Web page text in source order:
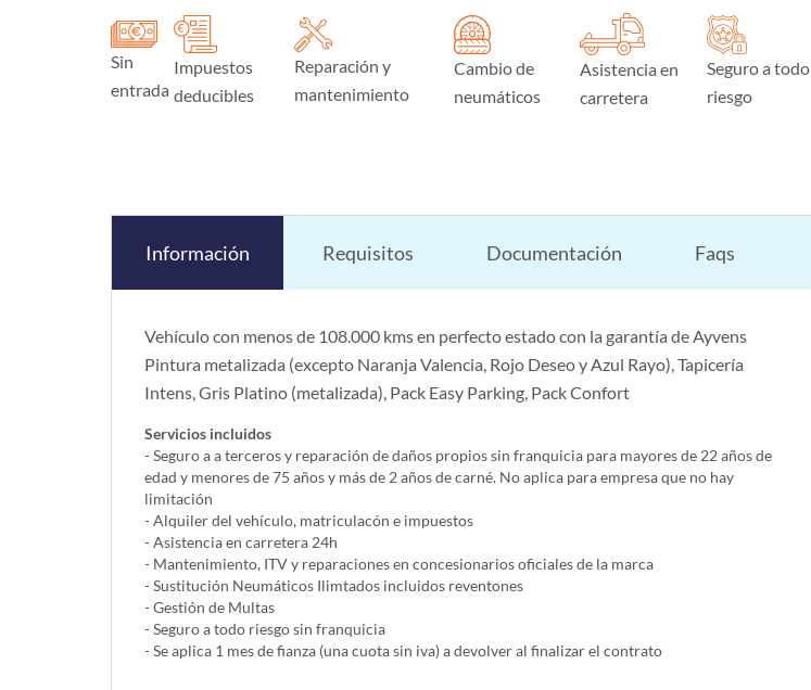
Sin
entrada
Impuestos
deducibles
Reparación y
mantenimiento
Cambio de
neumáticos
Asistencia en
carretera
Seguro a todo
riesgo
Información Requisitos Documentación Faqs
Vehículo con menos de 108.000 kms en perfecto estado con la garantía de Ayvens
Pintura metalizada (excepto Naranja Valencia, Rojo Deseo y Azul Rayo), Tapicería
Intens, Gris Platino (metalizada), Pack Easy Parking, Pack Confort
Servicios incluidos
- Seguro a a terceros y reparación de daños propios sin franquicia para mayores de 22 años de
edad y menores de 75 años y más de 2 años de carné. No aplica para empresa que no hay
limitación
- Alquiler del vehí­culo, matriculacón e impuestos
- Asistencia en carretera 24h
- Mantenimiento, ITV y reparaciones en concesionarios oficiales de la marca
- Sustitución Neumáticos Ilimtados incluidos reventones
- Gestión de Multas
- Seguro a todo riesgo sin franquicia
- Se aplica 1 mes de fianza (una cuota sin iva) a devolver al finalizar el contrato